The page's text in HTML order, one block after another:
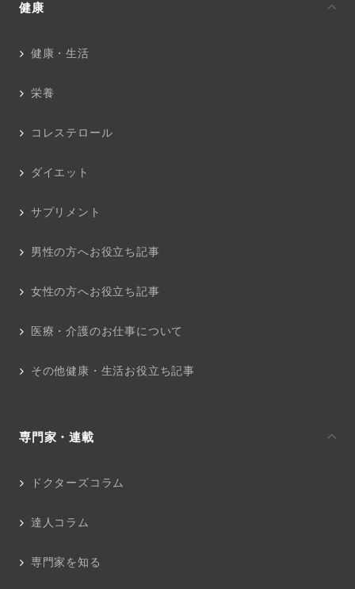
健康
健康・生活
栄養
コレステロール
ダイエット
サプリメント
男性の方へお役立ち記事
女性の方へお役立ち記事
医療・介護のお仕事について
その他健康・生活お役立ち記事
専門家・連載
ドクターズコラム
達人コラム
専門家を知る